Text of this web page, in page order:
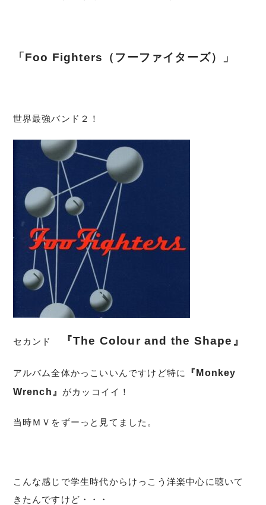
「Foo Fighters（フーファイターズ）」
世界最強バンド２！
セカンド 『The Colour and the Shape』
アルバム全体かっこいいんですけど特に
『Monkey
Wrench』 がカッコイイ！
当時ＭＶをずーっと見てました。
こんな感じで学生時代からけっこう洋楽中心に聴いて
きたんですけど・・・